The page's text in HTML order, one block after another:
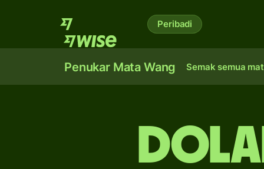
Peribadi
Penukar Mata Wang Semak semua